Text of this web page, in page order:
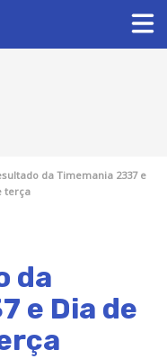
da Timemania 2337 e
terça
da
e Dia de